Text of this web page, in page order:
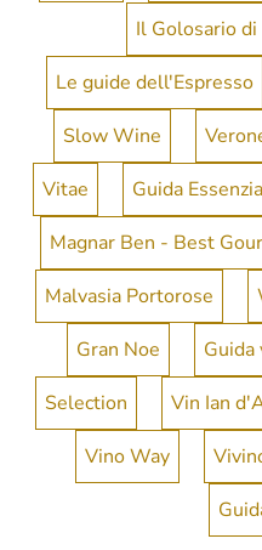
Il Golosario
Le guide dell'Espresso
Slow Wine
Vitae
Guida
Magnar Ben - Best
Malvasia Portorose
Gran Noe
Guida
Selection
Vin Ian
Vino Way